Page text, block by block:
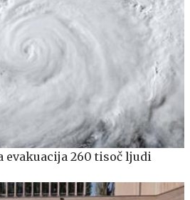
evakuacija 260 tisoč ljudi